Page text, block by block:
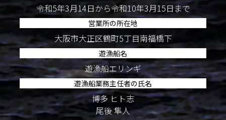
令和5年3月14日から令和10年3月15日まで
営業所の所在地
大阪市大正区鶴町5丁目南福橋下
遊漁船名
遊漁船エリンギ
遊漁船業務主任者の氏名
博多 ヒト志
尾後 隼人